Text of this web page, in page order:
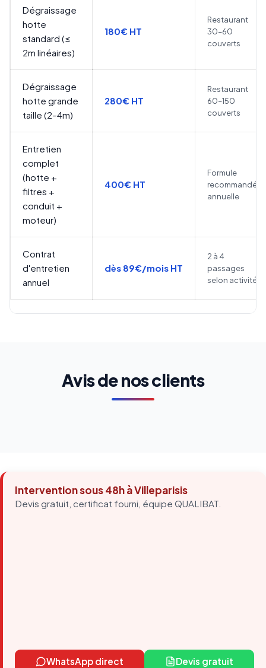
Dégraissage
hotte
standard (≤
2m linéaires)
180€ HT
Restaurant
30–60
couverts
Dégraissage
hotte grande
taille (2–4m)
280€ HT
Restaurant
60–150
couverts
Entretien
complet
(hotte +
filtres +
conduit +
moteur)
400€ HT
Formule
recommandée
annuelle
Contrat
d'entretien
annuel
dès 89€/mois HT
2 à 4
passages
selon activité
Avis de nos clients
Intervention sous 48h à Villeparisis
Devis gratuit, certificat fourni, équipe QUALIBAT.
WhatsApp direct Devis gratuit